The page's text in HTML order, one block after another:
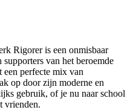
Rigorer is een onmisbaar
supporters van het beroemde
perfecte mix van
op door zijn moderne en
gebruik, of je nu naar school
vrienden.